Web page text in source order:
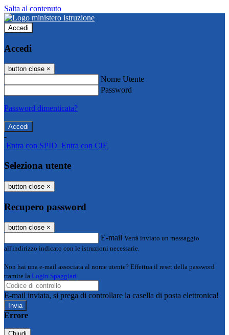
Salta al contenuto
Accedi
Accedi
button close ×
Nome Utente
Password
Password dimenticata?
-
Entra con SPID Entra con CIE
Seleziona utente
button close ×
Recupero password
button close ×
E-mail Verrà inviato un messaggio
all'indirizzo indicato con le istruzioni necessarie.
Non hai una e-mail associata al nome utente? Effettua il reset della password
tramite la Login Spaggiari
E-mail inviata, si prega di controllare la casella di posta elettronica!
Errore